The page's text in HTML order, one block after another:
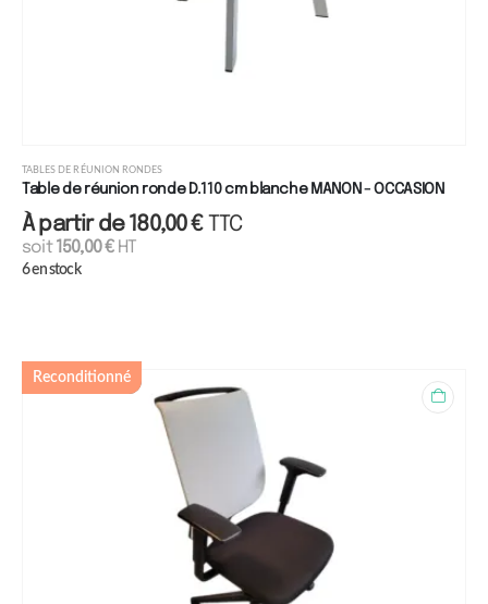
TABLES DE RÉUNION RONDES
Table de réunion ronde D.110 cm blanche MANON - OCCASION
À partir de180,00€ TTC
soit150,00€HT
6 en stock
Reconditionné